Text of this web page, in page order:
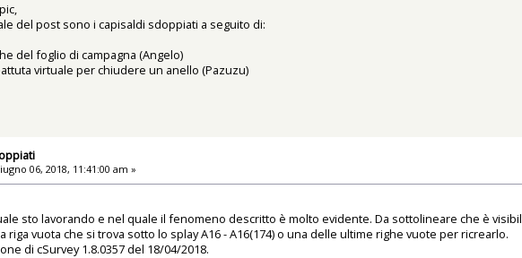
del post sono i capisaldi sdoppiati a seguito di:
del foglio di campagna (Angelo)
virtuale per chiudere un anello (Pazuzu)
06, 2018, 11:41:00 am »
sto lavorando e nel quale il fenomeno descritto è molto evidente. Da sottolineare che è
riga vuota che si trova sotto lo splay A16 - A16(174) o una delle ultime righe vuote per ricrearlo.
di cSurvey 1.8.0357 del 18/04/2018.